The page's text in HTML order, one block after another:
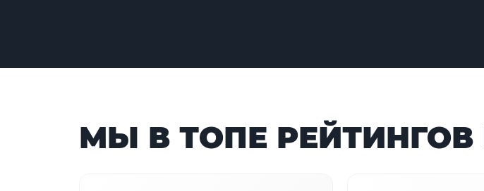
МЫ В ТОПЕ РЕЙТИНГОВ